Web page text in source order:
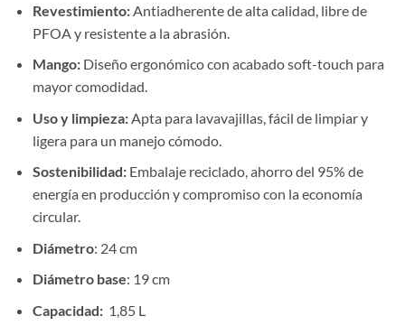
Revestimiento:Antiadherente de alta calidad, libre de
PFOA y resistente a la abrasión.
Mango:Diseño ergonómico con acabado soft-touch para
mayor comodidad.
Uso y limpieza:Apta para lavavajillas, fácil de limpiar y
ligera para un manejo cómodo.
Sostenibilidad:Embalaje reciclado, ahorro del 95% de
energía en producción y compromiso con la economía
circular.
Diámetro: 24 cm
Diámetro base: 19 cm
Capacidad:1,85 L